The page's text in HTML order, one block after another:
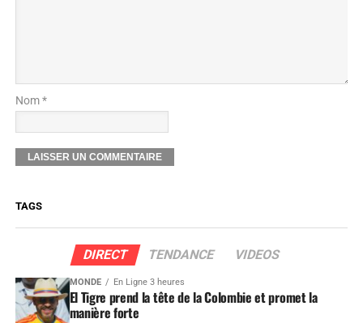
Nom *
TAGS
DIRECT TENDANCE VIDEOS
MONDE En Ligne 3 heures
El Tigre prend la tête de la Colombie et promet la
manière forte